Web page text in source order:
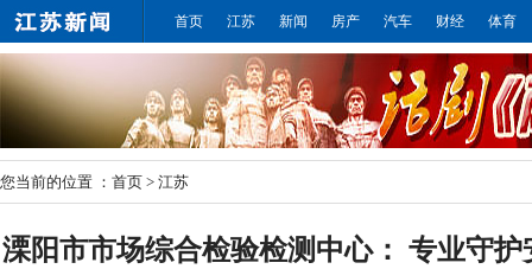
首页 江苏 新闻 房产 汽车 财经 体育
您当前的位置 ： 首页 > 江苏
溧阳市市场综合检验检测中心： 专业守